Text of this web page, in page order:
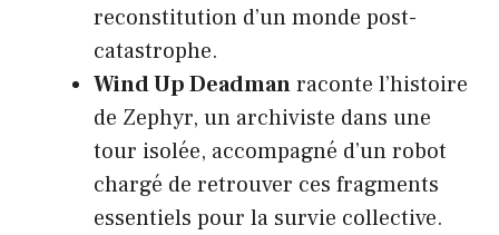
reconstitution d’un monde post-
catastrophe.
Wind Up Deadmanraconte l’histoire
de Zephyr, un archiviste dans une
tour isolée, accompagné d’un robot
chargé de retrouver ces fragments
essentiels pour la survie collective.